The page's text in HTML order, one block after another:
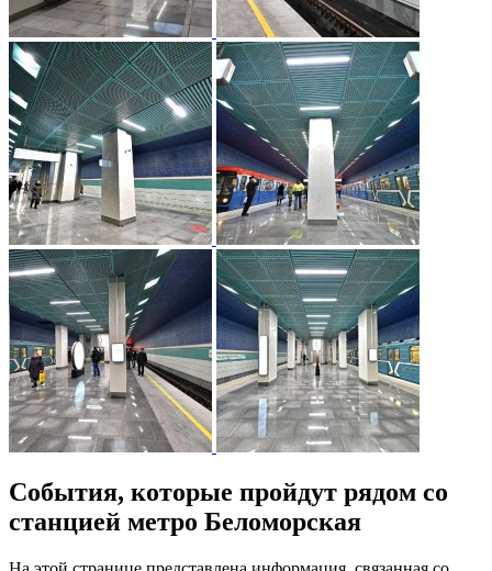
События, которые пройдут рядом со
станцией метро Беломорская